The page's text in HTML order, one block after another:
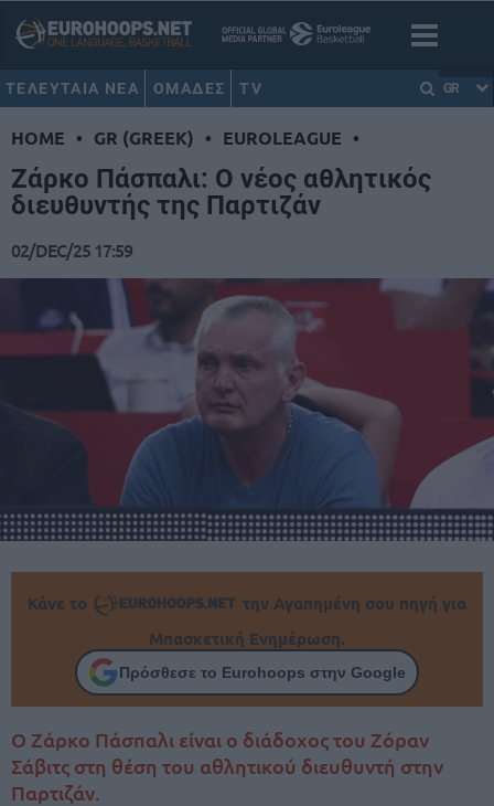
ΤΕΛΕΥΤΑΙΑ ΝΕΑ ΟΜΑΔΕΣ TV GR
HOME • GR (GREEK) • EUROLEAGUE •
Ζάρκο Πάσπαλι: Ο νέος αθλητικός
διευθυντής της Παρτιζάν
02/DEC/25 17:59
Κάνε το
την Αγαπημένη σου πηγή για
Μπασκετική Ενημέρωση.
Πρόσθεσε το Eurohoops στην Google
Ο Ζάρκο Πάσπαλι είναι ο διάδοχος του Ζόραν
Σάβιτς στη θέση του αθλητικού διευθυντή στην
Παρτιζάν.